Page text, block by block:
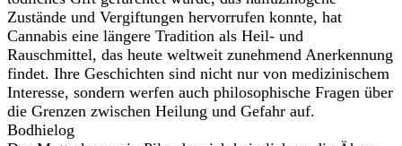
Zustände und Vergiftungen hervorrufen konnte, hat
Cannabis eine längere Tradition als Heil- und
Rauschmittel, das heute weltweit zunehmend Anerkennung
findet. Ihre Geschichten sind nicht nur von medizinischem
Interesse, sondern werfen auch philosophische Fragen über
die Grenzen zwischen Heilung und Gefahr auf.
Bodhielog